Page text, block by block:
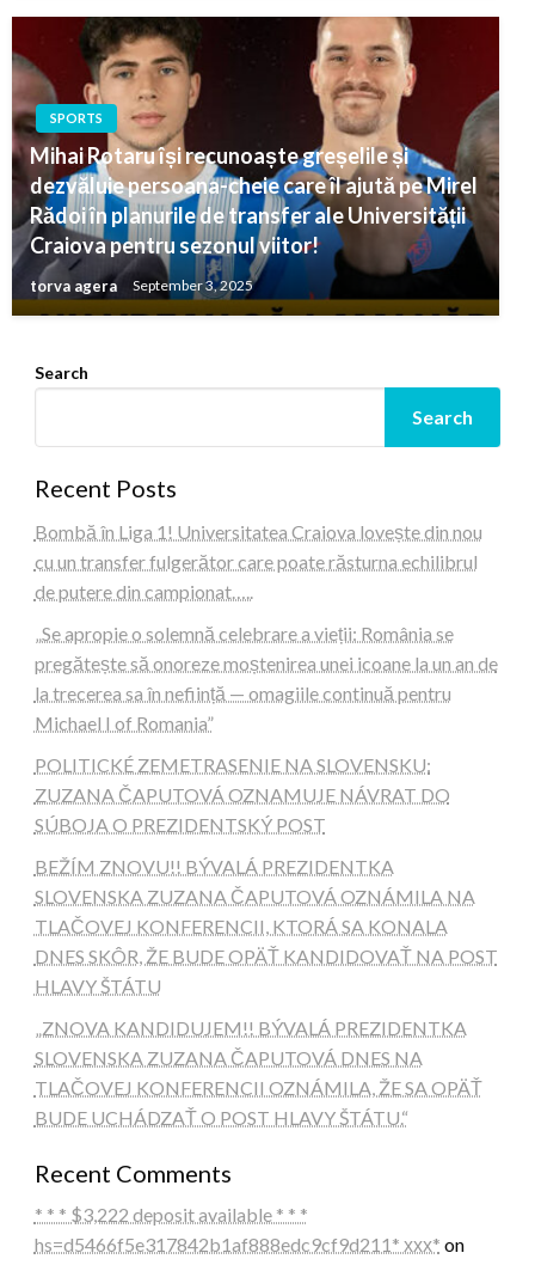
SPORTS
Mihai Rotaru își recunoaște greșelile și
dezvăluie persoana-cheie care îl ajută pe Mirel
Rădoi în planurile de transfer ale Universității
Craiova pentru sezonul viitor!
torva agera September 3, 2025
Search
Search
Recent Posts
Bombă în Liga 1! Universitatea Craiova lovește din nou
cu un transfer fulgerător care poate răsturna echilibrul
de putere din campionat…..
„Se apropie o solemnă celebrare a vieții: România se
pregătește să onoreze moștenirea unei icoane la un an de
la trecerea sa în neființă — omagiile continuă pentru
Michael I of Romania”
POLITICKÉ ZEMETRASENIE NA SLOVENSKU:
ZUZANA ČAPUTOVÁ OZNAMUJE NÁVRAT DO
SÚBOJA O PREZIDENTSKÝ POST
BEŽÍM ZNOVU!! BÝVALÁ PREZIDENTKA
SLOVENSKA ZUZANA ČAPUTOVÁ OZNÁMILA NA
TLAČOVEJ KONFERENCII, KTORÁ SA KONALA
DNES SKÔR, ŽE BUDE OPÄŤ KANDIDOVAŤ NA POST
HLAVY ŠTÁTU
„ZNOVA KANDIDUJEM!! BÝVALÁ PREZIDENTKA
SLOVENSKA ZUZANA ČAPUTOVÁ DNES NA
TLAČOVEJ KONFERENCII OZNÁMILA, ŽE SA OPÄŤ
BUDE UCHÁDZAŤ O POST HLAVY ŠTÁTU.“
Recent Comments
* * * $3,222 deposit available * * *
hs=d5466f5e317842b1af888edc9cf9d211* ххх* on